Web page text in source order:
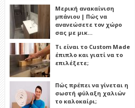
Μερική ανακαίνιση
μπάνιου | Πώς να
ανανεώσετε τον χώρο
σας με μικ…
Τι είναι το Custom Made
έπιπλο και γιατί να το
επιλέξετε;
Πώς πρέπει να γίνεται η
σωστή φύλαξη χαλιών
το καλοκαίρι;